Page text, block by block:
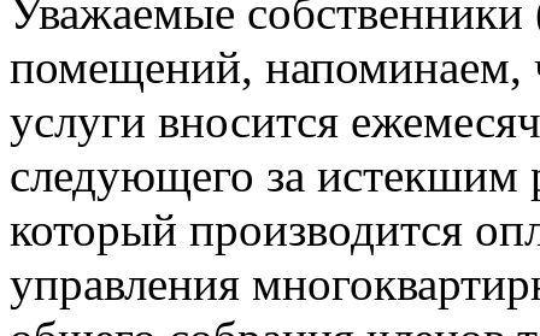
Уважаемые
помещений, напоминаем,
услуги вносится
следующего за истекшим
который производится
управления